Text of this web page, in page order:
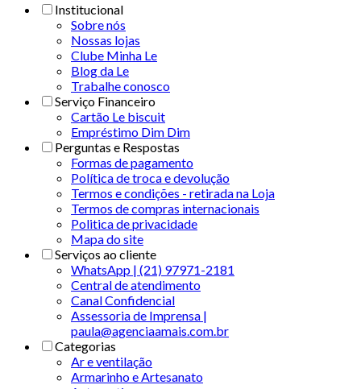
Institucional
Sobre nós
Nossas lojas
Clube Minha Le
Blog da Le
Trabalhe conosco
Serviço Financeiro
Cartão Le biscuit
Empréstimo Dim Dim
Perguntas e Respostas
Formas de pagamento
Política de troca e devolução
Termos e condições - retirada na Loja
Termos de compras internacionais
Politica de privacidade
Mapa do site
Serviços ao cliente
WhatsApp | (21) 97971-2181
Central de atendimento
Canal Confidencial
Assessoria de Imprensa |
paula@agenciaamais.com.br
Categorias
Ar e ventilação
Armarinho e Artesanato